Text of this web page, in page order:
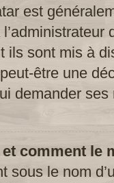
est
ils sont mis à
être une
demander ses
et comment le
sous le nom